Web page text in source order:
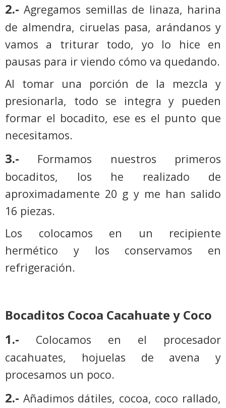
2.- Agregamos semillas de linaza, harina
de almendra, ciruelas pasa, arándanos y
vamos a triturar todo, yo lo hice en
pausas para ir viendo cómo va quedando.
Al tomar una porción de la mezcla y
presionarla, todo se integra y pueden
formar el bocadito, ese es el punto que
necesitamos.
3.-
Formamos nuestros primeros
bocaditos, los he realizado de
aproximadamente 20 g y me han salido
16 piezas.
Los colocamos en un recipiente
hermético y los conservamos en
refrigeración.
Bocaditos Cocoa Cacahuate y Coco
1.-
Colocamos en el procesador
cacahuates, hojuelas de avena y
procesamos un poco.
2.- Añadimos dátiles, cocoa, coco rallado,